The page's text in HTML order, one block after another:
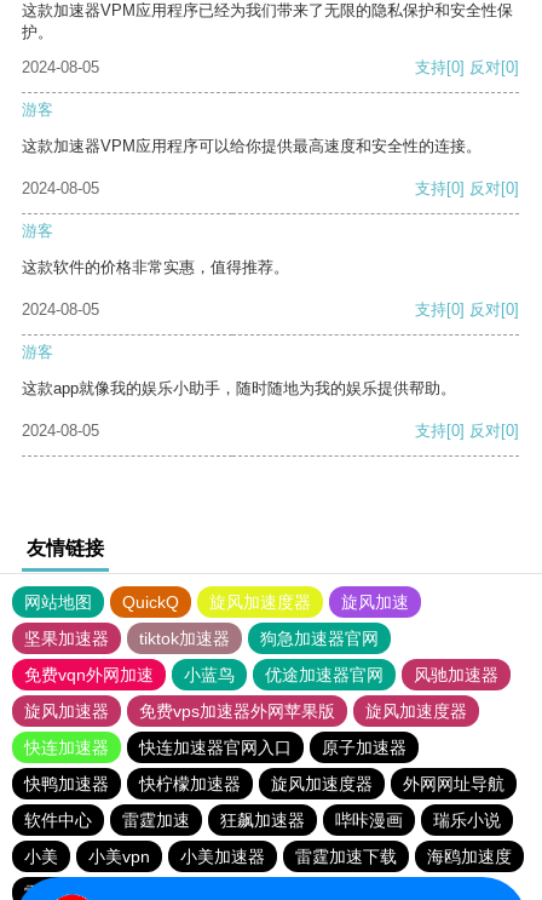
这款加速器VPM应用程序已经为我们带来了无限的隐私保护和安全性保
护。
2024-08-05
支持[0] 反对[0]
游客
这款加速器VPM应用程序可以给你提供最高速度和安全性的连接。
2024-08-05 支持[0] 反对[0]
游客
这款软件的价格非常实惠，值得推荐。
2024-08-05 支持[0] 反对[0]
游客
这款app就像我的娱乐小助手，随时随地为我的娱乐提供帮助。
2024-08-05 支持[0] 反对[0]
友情链接
网站地图 QuickQ 旋风加速度器
旋风加速
坚果加速器
tiktok加速器
狗急加速器官网
免费vqn外网加速
小蓝鸟 优途加速器官网
风驰加速器
旋风加速器
免费vps加速器外网苹果版
旋风加速度器
快连加速器
快连加速器官网入口
原子加速器
快鸭加速器
快柠檬加速器 旋风加速度器
外网网址导航
软件中心
雷霆加速 狂飙加速器 哔咔漫画
瑞乐小说
小美
小美vpn 小美加速器 雷霆加速下载
海鸥加速度
雷霆加速版ins